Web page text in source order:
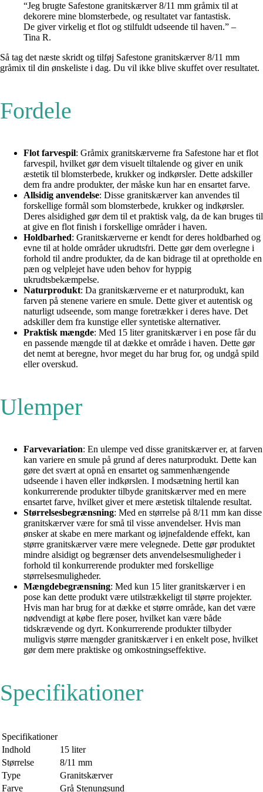
“Jeg brugte Safestone granitskærver 8/11 mm gråmix til at
dekorere mine blomsterbede, og resultatet var fantastisk.
De giver virkelig et flot og stilfuldt udseende til haven.” –
Tina R.
Så tag det næste skridt og tilføj Safestone granitskærver 8/11 mm
gråmix til din ønskeliste i dag. Du vil ikke blive skuffet over resultatet.
Fordele
Flot farvespil: Gråmix granitskærverne fra Safestone har et flot
farvespil, hvilket gør dem visuelt tiltalende og giver en unik
æstetik til blomsterbede, krukker og indkørsler. Dette adskiller
dem fra andre produkter, der måske kun har en ensartet farve.
Allsidig anvendelse: Disse granitskærver kan anvendes til
forskellige formål som blomsterbede, krukker og indkørsler.
Deres alsidighed gør dem til et praktisk valg, da de kan bruges til
at give en flot finish i forskellige områder i haven.
Holdbarhed: Granitskærverne er kendt for deres holdbarhed og
evne til at holde områder ukrudtsfri. Dette gør dem overlegne i
forhold til andre produkter, da de kan bidrage til at opretholde en
pæn og velplejet have uden behov for hyppig
ukrudtsbekæmpelse.
Naturprodukt: Da granitskærverne er et naturprodukt, kan
farven på stenene variere en smule. Dette giver et autentisk og
naturligt udseende, som mange foretrækker i deres have. Det
adskiller dem fra kunstige eller syntetiske alternativer.
Praktisk mængde: Med 15 liter granitskærver i en pose får du
en passende mængde til at dække et område i haven. Dette gør
det nemt at beregne, hvor meget du har brug for, og undgå spild
eller overskud.
Ulemper
Farvevariation: En ulempe ved disse granitskærver er, at farven
kan variere en smule på grund af deres naturprodukt. Dette kan
gøre det svært at opnå en ensartet og sammenhængende
udseende i haven eller indkørslen. I modsætning hertil kan
konkurrerende produkter tilbyde granitskærver med en mere
ensartet farve, hvilket giver et mere æstetisk tiltalende resultat.
Størrelsesbegrænsning: Med en størrelse på 8/11 mm kan disse
granitskærver være for små til visse anvendelser. Hvis man
ønsker at skabe en mere markant og iøjnefaldende effekt, kan
større granitskærver være mere velegnede. Dette gør produktet
mindre alsidigt og begrænser dets anvendelsesmuligheder i
forhold til konkurrerende produkter med forskellige
størrelsesmuligheder.
Mængdebegrænsning: Med kun 15 liter granitskærver i en
pose kan dette produkt være utilstrækkeligt til større projekter.
Hvis man har brug for at dække et større område, kan det være
nødvendigt at købe flere poser, hvilket kan være både
tidskrævende og dyrt. Konkurrerende produkter tilbyder
muligvis større mængder granitskærver i en enkelt pose, hvilket
gør dem mere praktiske og omkostningseffektive.
Specifikationer
Specifikationer
Indhold
15 liter
Størrelse
8/11 mm
Type
Granitskærver
Farve
Grå Stenungsund